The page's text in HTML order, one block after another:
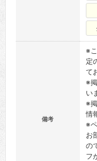
備考
※
定
て
※
い
※
情
※
お
の
フ